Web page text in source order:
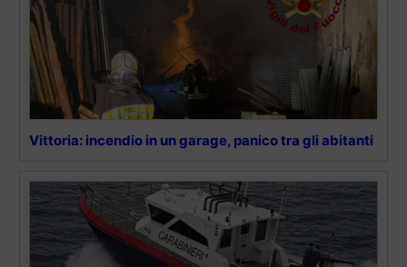
Vittoria: incendio in un garage, panico tra gli abitanti